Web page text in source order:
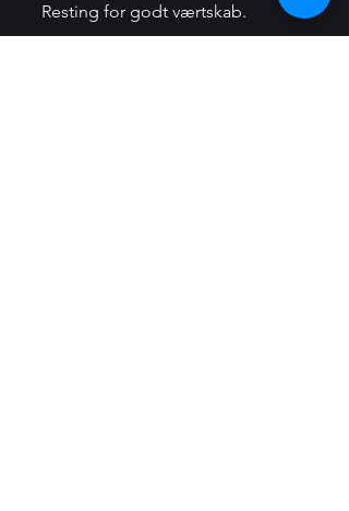
Resting for godt værtskab.